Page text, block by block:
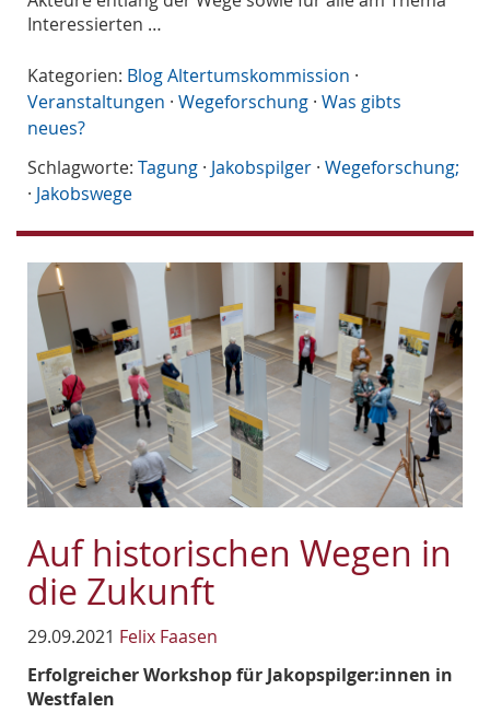
Interessierten …
Kategorien: Blog Altertumskommission ·
Veranstaltungen · Wegeforschung · Was gibts
neues?
Schlagworte: Tagung · Jakobspilger · Wegeforschung;
· Jakobswege
Auf historischen Wegen in
die Zukunft
29.09.2021 Felix Faasen
Erfolgreicher Workshop für Jakopspilger:innen in
Westfalen